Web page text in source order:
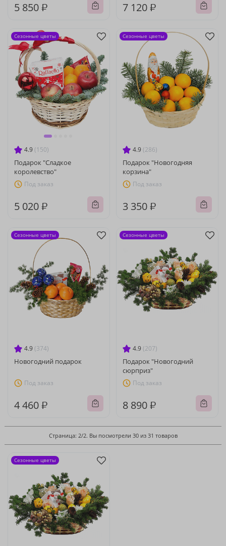
5 850 ₽ 7 120 ₽
4.9 (150)
Подарок "Сладкое
королевство"
Под заказ
5 020 ₽
Сезонные цветы
4.9 (286)
Подарок "Новогодняя
корзина"
Под заказ
3 350 ₽
Сезонные цветы
4.9 (374)
Новогодний подарок
Под заказ
4 460 ₽
Сезонные цветы
4.9 (207)
Подарок "Новогодний
сюрприз"
Под заказ
8 890 ₽
Сезонные цветы
Страница: 2/2. Вы посмотрели 30 из 31 товаров
Сезонные цветы